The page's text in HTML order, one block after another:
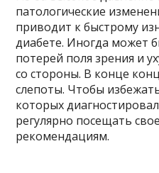
патологические
приводит к быстрому
диабете. Иногда может
потерей поля зрения и
со стороны. В конце
слепоты. Чтобы
которых
регулярно посещать
рекомендациям.